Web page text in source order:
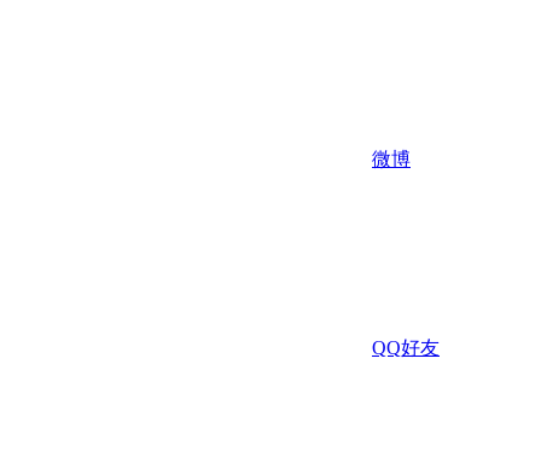
微博
QQ好友